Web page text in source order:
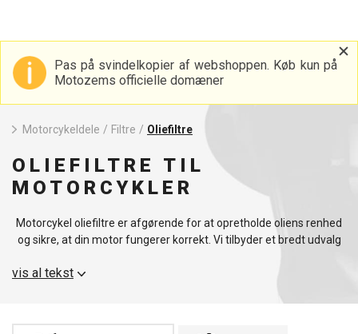
Pas på svindelkopier af webshoppen. Køb kun på
Motozems officielle domæner
Motorcykeldele / Filtre / Oliefiltre
OLIEFILTRE TIL
MOTORCYKLER
Motorcykel oliefiltre er afgørende for at opretholde oliens renhed
og sikre, at din motor fungerer korrekt. Vi tilbyder et bredt udvalg
pålidelighed og holdbarhed. Disse produkter er designet til at give
vis al tekst